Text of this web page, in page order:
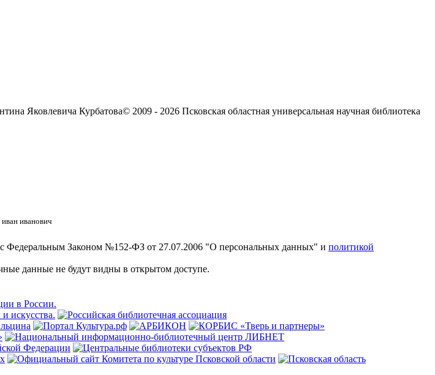
Яковлевича Курбатова© 2009 - 2026 Псковская областная универсальная научная библиотека
иванович
с Федеральным Законом №152-ФЗ от 27.07.2006 "О персональных данных" и политикой
данные не будут видны в открытом доступе.